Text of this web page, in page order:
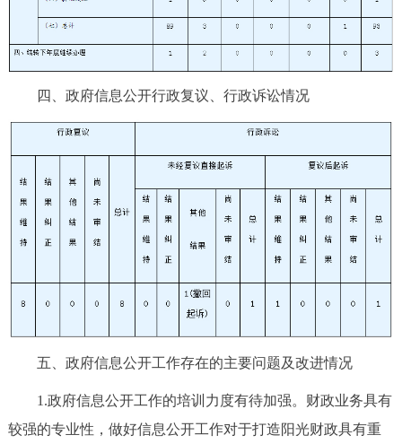
四、政府信息公开行政复议、行政诉讼情况
五、政府信息公开工作存在的主要问题及改进情况
1.政府信息公开工作的培训力度有待加强。财政业务具有
较强的专业性，做好信息公开工作对于打造阳光财政具有重